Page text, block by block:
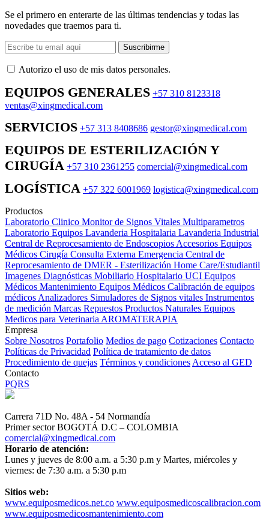
Se el primero en enterarte de las últimas tendencias y todas las
novedades que traemos para ti.
Suscribirme
Autorizo ​​el uso de mis datos personales.
EQUIPOS GENERALES +57 310 8123318
ventas@xingmedical.com
SERVICIOS +57 313 8408686 gestor@xingmedical.com
EQUIPOS DE ESTERILIZACIÓN Y
CIRUGÍA +57 310 2361255 comercial@xingmedical.com
LOGÍSTICA +57 322 6001969 logistica@xingmedical.com
Productos
Laboratorio Clinico Monitor de Signos Vitales Multiparametros
Laboratorio Equipos Lavanderia Hospitalaria Lavanderia Industrial
Central de Reprocesamiento de Endoscopios Accesorios Equipos
Médicos Cirugía Consulta Externa Emergencia Central de
Reprocesamiento de DMER - Esterilización Home Care/Estudiantil
Imagenes Diagnósticas Mobiliario Hospitalario UCI Equipos
Médicos Mantenimiento Equipos Médicos Calibración de equipos
médicos Analizadores Simuladores de Signos vitales Instrumentos
de medición Marcas Repuestos Productos Naturales Equipos
Medicos para Veterinaria AROMATERAPIA
Empresa
Sobre Nosotros Portafolio Medios de pago Cotizaciones Contacto
Políticas de Privacidad Política de tratamiento de datos
Procedimiento de quejas Términos y condiciones Acceso al GED
Contacto
PQRS
Carrera 71D No. 48A - 54 Normandía
Primer sector BOGOTÁ D.C – COLOMBIA
comercial@xingmedical.com
Horario de atención:
Lunes y jueves de 8:00 a.m. a 5:30 p.m y Martes, miércoles y
viernes: de 7:30 a.m. a 5:30 p.m
Sitios web:
www.equiposmedicos.net.co www.equiposmedicoscalibracion.com
www.equiposmedicosmantenimiento.com